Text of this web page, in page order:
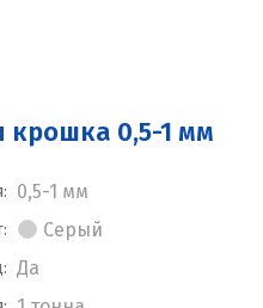
крошка 0,5-1 мм
0,5-1 мм
Серый
Да